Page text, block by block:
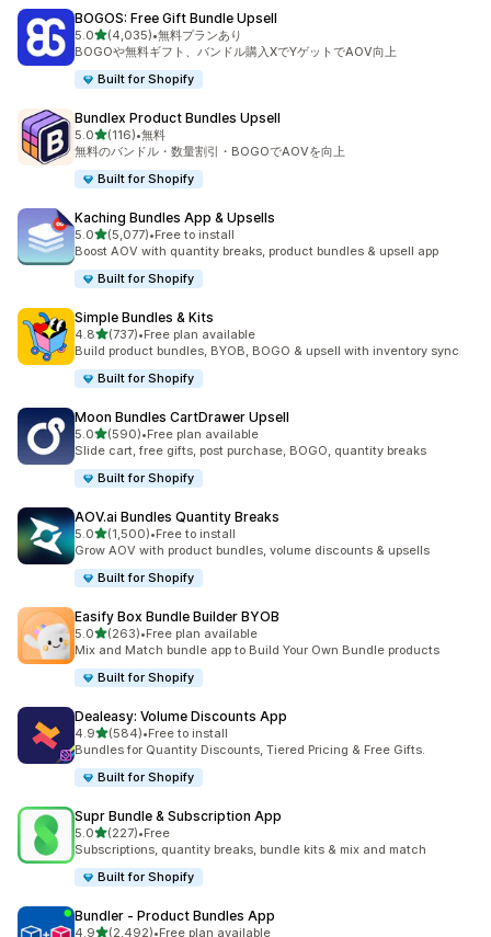
BOGOS: Free Gift Bundle Upsell
5.05つ星中
(4,035)
合計レビュー数：4035件
•無料プランあり
BOGOや無料ギフト、バンドル購入XでYゲットでAOV向上
Built for Shopify
Bundlex Product Bundles Upsell
5.05つ星中
(116)
合計レビュー数：116件
•無料
無料のバンドル・数量割引・BOGOでAOVを向上
Built for Shopify
Kaching Bundles App & Upsells
5.05つ星中
(5,077)
合計レビュー数：5077件
•Free to install
Boost AOV with quantity breaks, product bundles & upsell app
Built for Shopify
Simple Bundles & Kits
4.85つ星中
(737)
合計レビュー数：737件
•Free plan available
Build product bundles, BYOB, BOGO & upsell with inventory sync
Built for Shopify
Moon Bundles CartDrawer Upsell
5.05つ星中
(590)
合計レビュー数：590件
•Free plan available
Slide cart, free gifts, post purchase, BOGO, quantity breaks
Built for Shopify
AOV.ai Bundles Quantity Breaks
5.05つ星中
(1,500)
合計レビュー数：1500件
•Free to install
Grow AOV with product bundles, volume discounts & upsells
Built for Shopify
Easify Box Bundle Builder BYOB
5.05つ星中
(263)
合計レビュー数：263件
•Free plan available
Mix and Match bundle app to Build Your Own Bundle products
Built for Shopify
Dealeasy: Volume Discounts App
4.95つ星中
(584)
合計レビュー数：584件
•Free to install
Bundles for Quantity Discounts, Tiered Pricing & Free Gifts.
Built for Shopify
Supr Bundle & Subscription App
5.05つ星中
(227)
合計レビュー数：227件
•Free
Subscriptions, quantity breaks, bundle kits & mix and match
Built for Shopify
Bundler ‑ Product Bundles App
4.95つ星中
(2,492)•Free plan available